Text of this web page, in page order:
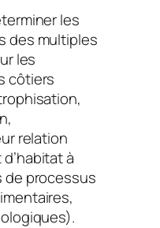
les
des multiples
les
côtiers
relation
à
de processus